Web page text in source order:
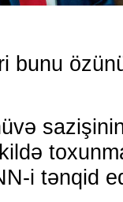
bunu
i tənqid